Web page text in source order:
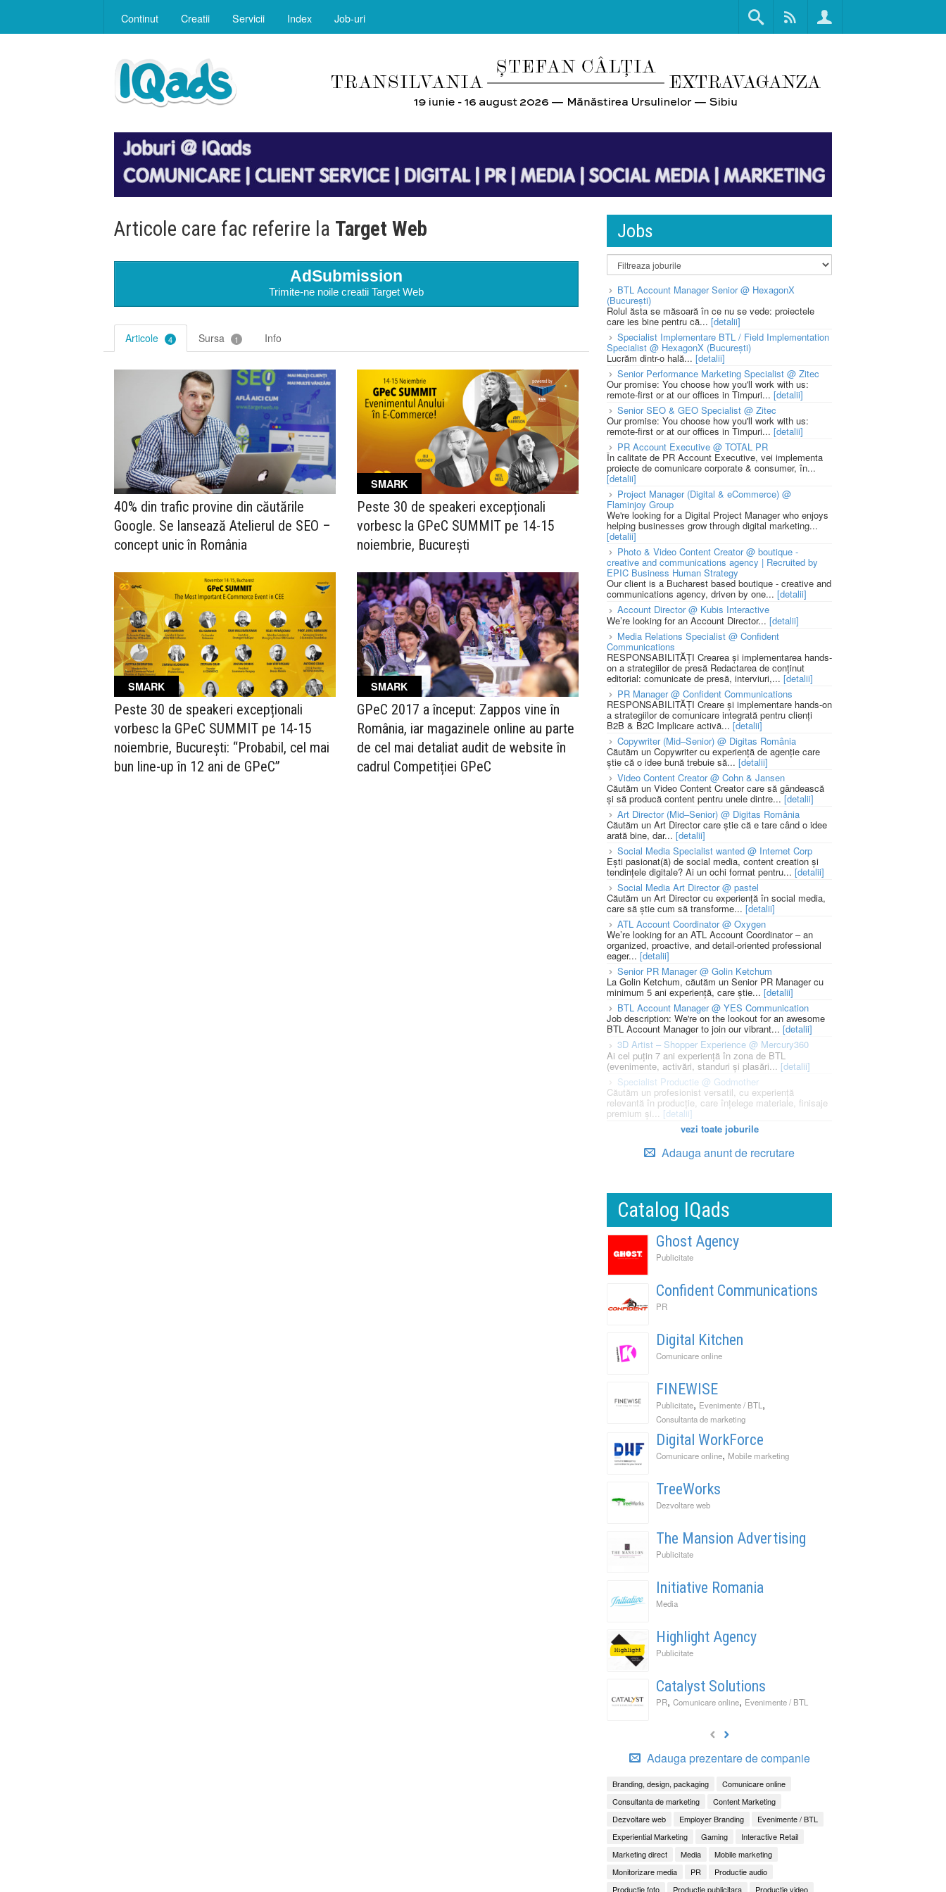
Continut Creatii Servicii Index Job-uri
Articole care fac referire la Target Web
AdSubmission
Trimite-ne noile creatii Target Web
Articole 4 Sursa 1 Info
40% din trafic provine din căutările
Google. Se lansează Atelierul de SEO –
concept unic în România
SMARK
Peste 30 de speakeri excepționali
vorbesc la GPeC SUMMIT pe 14-15
noiembrie, București
SMARK
Peste 30 de speakeri excepționali
vorbesc la GPeC SUMMIT pe 14-15
noiembrie, București: “Probabil, cel mai
bun line-up în 12 ani de GPeC”
SMARK
GPeC 2017 a început: Zappos vine în
România, iar magazinele online au parte
de cel mai detaliat audit de website în
cadrul Competiției GPeC
Jobs
BTL Account Manager Senior @ HexagonX
(București)
Rolul ăsta se măsoară în ce nu se vede: proiectele
care ies bine pentru că... [detalii]
Specialist Implementare BTL / Field Implementation
Specialist @ HexagonX (București)
Lucrăm dintr-o hală... [detalii]
Senior Performance Marketing Specialist @ Zitec
Our promise: You choose how you'll work with us:
remote-first or at our offices in Timpuri... [detalii]
Senior SEO & GEO Specialist @ Zitec
Our promise: You choose how you'll work with us:
remote-first or at our offices in Timpuri... [detalii]
PR Account Executive @ TOTAL PR
În calitate de PR Account Executive, vei implementa
proiecte de comunicare corporate & consumer, în...
[detalii]
Project Manager (Digital & eCommerce) @
Flaminjoy Group
We're looking for a Digital Project Manager who enjoys
helping businesses grow through digital marketing...
[detalii]
Photo & Video Content Creator @ boutique -
creative and communications agency | Recruited by
EPIC Business Human Strategy
Our client is a Bucharest based boutique - creative and
communications agency, driven by one... [detalii]
Account Director @ Kubis Interactive
We’re looking for an Account Director... [detalii]
Media Relations Specialist @ Confident
Communications
RESPONSABILITĂȚI Crearea și implementarea hands-
on a strategiilor de presă Redactarea de conținut
editorial: comunicate de presă, interviuri,... [detalii]
PR Manager @ Confident Communications
RESPONSABILITĂȚI Creare și implementare hands-on
a strategiilor de comunicare integrată pentru clienți
B2B & B2C Implicare activă... [detalii]
Copywriter (Mid–Senior) @ Digitas România
Căutăm un Copywriter cu experiență de agenție care
știe că o idee bună trebuie să... [detalii]
Video Content Creator @ Cohn & Jansen
Căutăm un Video Content Creator care să gândească
și să producă content pentru unele dintre...[detalii]
Art Director (Mid–Senior) @ Digitas România
Căutăm un Art Director care știe că e tare când o idee
arată bine, dar... [detalii]
Social Media Specialist wanted @ Internet Corp
Ești pasionat(ă) de social media, content creation și
tendințele digitale? Ai un ochi format pentru... [detalii]
Social Media Art Director @ pastel
Căutăm un Art Director cu experiență în social media,
care să știe cum să transforme... [detalii]
ATL Account Coordinator @ Oxygen
We’re looking for an ATL Account Coordinator – an
organized, proactive, and detail-oriented professional
eager... [detalii]
Senior PR Manager @ Golin Ketchum
La Golin Ketchum, căutăm un Senior PR Manager cu
minimum 5 ani experiență, care știe... [detalii]
BTL Account Manager @ YES Communication
Job description: We're on the lookout for an awesome
BTL Account Manager to join our vibrant... [detalii]
3D Artist – Shopper Experience @ Mercury360
Ai cel puțin 7 ani experiență în zona de BTL
(evenimente, activări, standuri și plasări... [detalii]
Specialist Productie @ Godmother
Căutăm un profesionist versatil, cu experiență
relevantă în producție, care înțelege materiale, finisaje
premium și... [detalii]
vezi toate joburile
Adauga anunt de recrutare
Catalog IQads
Ghost Agency
Publicitate
Confident Communications
PR
Digital Kitchen
Comunicare online
FINEWISE
Publicitate, Evenimente / BTL ,
Consultanta de marketing
Digital WorkForce
Comunicare online, Mobile marketing
TreeWorks
Dezvoltare web
The Mansion Advertising
Publicitate
Initiative Romania
Media
Highlight Agency
Publicitate
Catalyst Solutions
PR, Comunicare online, Evenimente / BTL
Adauga prezentare de companie
Branding, design, packaging
Comunicare online
Consultanta de marketing
Content Marketing
Dezvoltare web
Employer Branding
Evenimente / BTL
Experiential Marketing
Gaming
Interactive Retail
Marketing direct
Media
Mobile marketing
Monitorizare media
PR
Productie audio
Productie foto
Productie publicitara Productie video